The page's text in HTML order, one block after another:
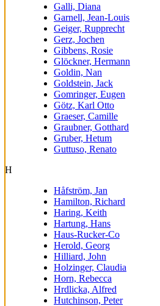
Galli, Diana
Garnell, Jean-Louis
Geiger, Rupprecht
Gerz, Jochen
Gibbens, Rosie
Glöckner, Hermann
Goldin, Nan
Goldstein, Jack
Gomringer, Eugen
Götz, Karl Otto
Graeser, Camille
Graubner, Gotthard
Gruber, Hetum
Guttuso, Renato
H
Håfström, Jan
Hamilton, Richard
Haring, Keith
Hartung, Hans
Haus-Rucker-Co
Herold, Georg
Hilliard, John
Holzinger, Claudia
Horn, Rebecca
Hrdlicka, Alfred
Hutchinson, Peter